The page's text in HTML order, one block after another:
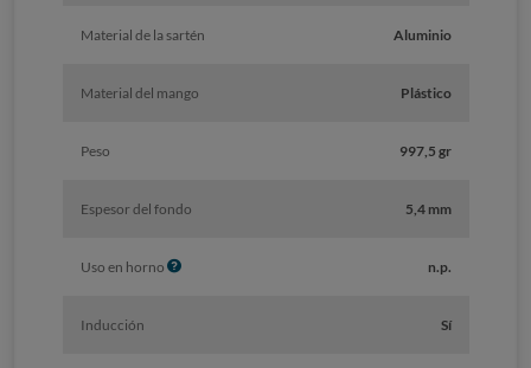
Material de la sartén Aluminio
Material del mango Plástico
Peso 997,5 gr
Espesor del fondo 5,4 mm
Uso en horno I
n.p.
Inducción Sí